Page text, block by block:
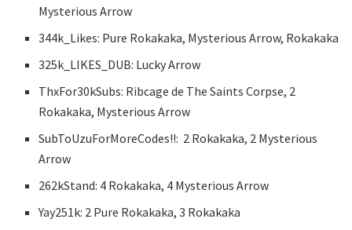
Mysterious Arrow
344k_Likes: Pure Rokakaka, Mysterious Arrow, Rokakaka
325k_LIKES_DUB: Lucky Arrow
ThxFor30kSubs: Ribcage de The Saints Corpse, 2
Rokakaka, Mysterious Arrow
SubToUzuForMoreCodes!!: 2 Rokakaka, 2 Mysterious
Arrow
262kStand: 4 Rokakaka, 4 Mysterious Arrow
Yay251k: 2 Pure Rokakaka, 3 Rokakaka